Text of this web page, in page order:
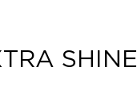
SHINE